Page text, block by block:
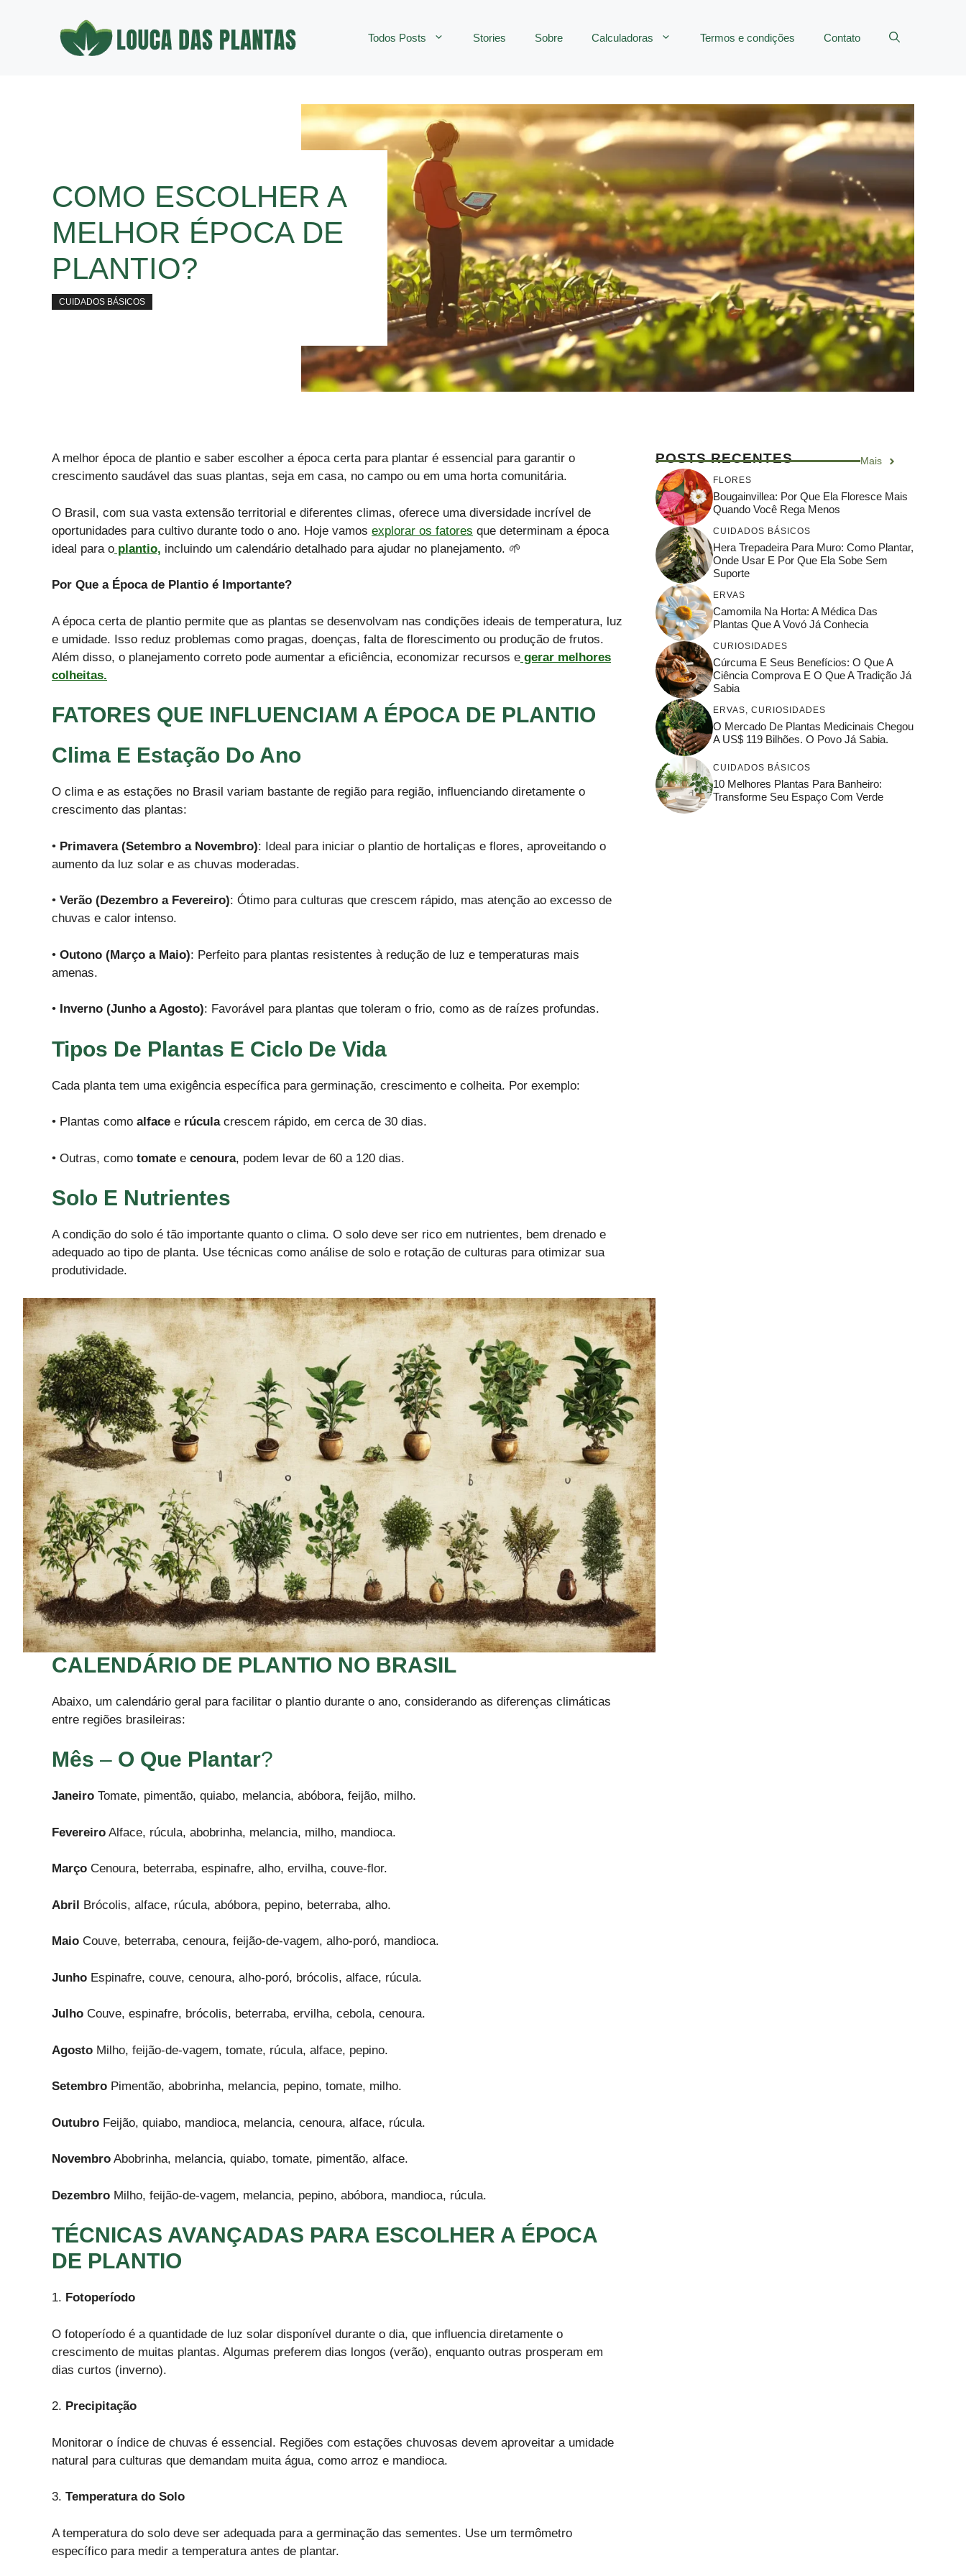
Todos Posts Stories Sobre Calculadoras Termos e condições Contato
COMO ESCOLHER A
MELHOR ÉPOCA DE
PLANTIO?
CUIDADOS BÁSICOS
A melhor época de plantio e saber escolher a época certa para plantar é essencial para garantir o
crescimento saudável das suas plantas, seja em casa, no campo ou em uma horta comunitária.
O Brasil, com sua vasta extensão territorial e diferentes climas, oferece uma diversidade incrível de
oportunidades para cultivo durante todo o ano. Hoje vamos explorar os fatores que determinam a época
ideal para o plantio, incluindo um calendário detalhado para ajudar no planejamento. 🌱
Por Que a Época de Plantio é Importante?
A época certa de plantio permite que as plantas se desenvolvam nas condições ideais de temperatura, luz
e umidade. Isso reduz problemas como pragas, doenças, falta de florescimento ou produção de frutos.
Além disso, o planejamento correto pode aumentar a eficiência, economizar recursos e gerar melhores
colheitas.
FATORES QUE INFLUENCIAM A ÉPOCA DE PLANTIO
Clima E Estação Do Ano
O clima e as estações no Brasil variam bastante de região para região, influenciando diretamente o
crescimento das plantas:
• Primavera (Setembro a Novembro): Ideal para iniciar o plantio de hortaliças e flores, aproveitando o
aumento da luz solar e as chuvas moderadas.
• Verão (Dezembro a Fevereiro): Ótimo para culturas que crescem rápido, mas atenção ao excesso de
chuvas e calor intenso.
• Outono (Março a Maio): Perfeito para plantas resistentes à redução de luz e temperaturas mais
amenas.
• Inverno (Junho a Agosto): Favorável para plantas que toleram o frio, como as de raízes profundas.
Tipos De Plantas E Ciclo De Vida
Cada planta tem uma exigência específica para germinação, crescimento e colheita. Por exemplo:
• Plantas como alface e rúculacrescem rápido, em cerca de 30 dias.
• Outras, como tomate e cenoura, podem levar de 60 a 120 dias.
Solo E Nutrientes
A condição do solo é tão importante quanto o clima. O solo deve ser rico em nutrientes, bem drenado e
adequado ao tipo de planta. Use técnicas como análise de solo e rotação de culturas para otimizar sua
produtividade.
CALENDÁRIO DE PLANTIO NO BRASIL
Abaixo, um calendário geral para facilitar o plantio durante o ano, considerando as diferenças climáticas
entre regiões brasileiras:
Mês – O Que Plantar?
Janeiro Tomate, pimentão, quiabo, melancia, abóbora, feijão, milho.
Fevereiro Alface, rúcula, abobrinha, melancia, milho, mandioca.
Março Cenoura, beterraba, espinafre, alho, ervilha, couve-flor.
Abril Brócolis, alface, rúcula, abóbora, pepino, beterraba, alho.
Maio Couve, beterraba, cenoura, feijão-de-vagem, alho-poró, mandioca.
Junho Espinafre, couve, cenoura, alho-poró, brócolis, alface, rúcula.
Julho Couve, espinafre, brócolis, beterraba, ervilha, cebola, cenoura.
Agosto Milho, feijão-de-vagem, tomate, rúcula, alface, pepino.
Setembro Pimentão, abobrinha, melancia, pepino, tomate, milho.
Outubro Feijão, quiabo, mandioca, melancia, cenoura, alface, rúcula.
Novembro Abobrinha, melancia, quiabo, tomate, pimentão, alface.
Dezembro Milho, feijão-de-vagem, melancia, pepino, abóbora, mandioca, rúcula.
TÉCNICAS AVANÇADAS PARA ESCOLHER A ÉPOCA
DE PLANTIO
1. Fotoperíodo
O fotoperíodo é a quantidade de luz solar disponível durante o dia, que influencia diretamente o
crescimento de muitas plantas. Algumas preferem dias longos (verão), enquanto outras prosperam em
dias curtos (inverno).
2. Precipitação
Monitorar o índice de chuvas é essencial. Regiões com estações chuvosas devem aproveitar a umidade
natural para culturas que demandam muita água, como arroz e mandioca.
3. Temperatura do Solo
A temperatura do solo deve ser adequada para a germinação das sementes. Use um termômetro
específico para medir a temperatura antes de plantar.
POSTS RECENTES Mais
FLORES
Bougainvillea: Por Que Ela Floresce Mais
Quando Você Rega Menos
CUIDADOS BÁSICOS
Hera Trepadeira Para Muro: Como Plantar,
Onde Usar E Por Que Ela Sobe Sem
Suporte
ERVAS
Camomila Na Horta: A Médica Das
Plantas Que A Vovó Já Conhecia
CURIOSIDADES
Cúrcuma E Seus Benefícios: O Que A
Ciência Comprova E O Que A Tradição Já
Sabia
ERVAS CURIOSIDADES
O Mercado De Plantas Medicinais Chegou
A US$ 119 Bilhões. O Povo Já Sabia.
CUIDADOS BÁSICOS
10 Melhores Plantas Para Banheiro:
Transforme Seu Espaço Com Verde